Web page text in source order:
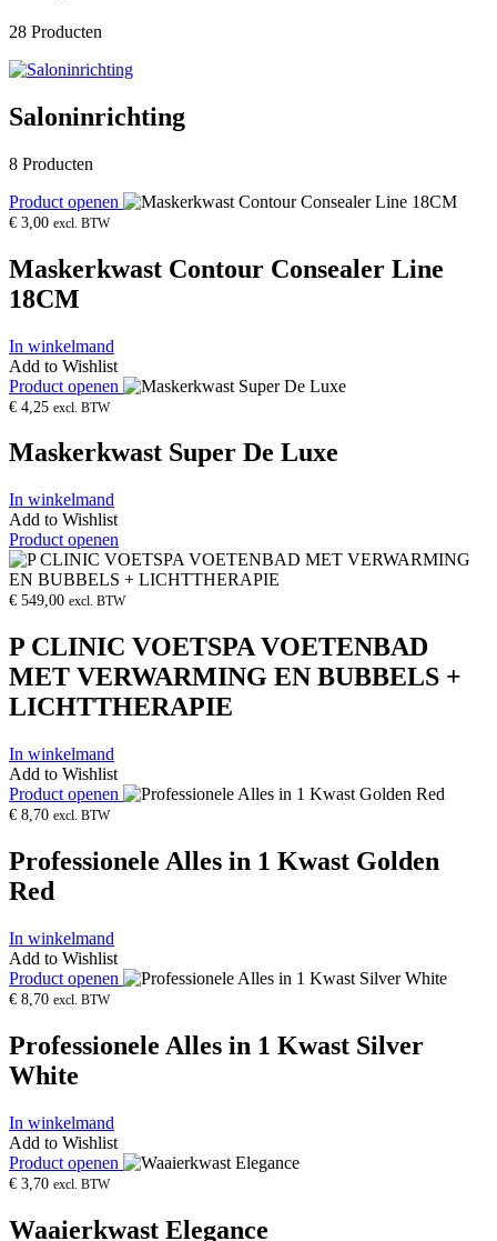
28 Producten
Saloninrichting
8 Producten
Product openen
€ 3,00 excl. BTW
Maskerkwast Contour Consealer Line
18CM
In winkelmand
Add to Wishlist
Product openen
€ 4,25 excl. BTW
Maskerkwast Super De Luxe
In winkelmand
Add to Wishlist
Product openen
€ 549,00 excl. BTW
P CLINIC VOETSPA VOETENBAD
MET VERWARMING EN BUBBELS +
LICHTTHERAPIE
In winkelmand
Add to Wishlist
Product openen
€ 8,70 excl. BTW
Professionele Alles in 1 Kwast Golden
Red
In winkelmand
Add to Wishlist
Product openen
€ 8,70 excl. BTW
Professionele Alles in 1 Kwast Silver
White
In winkelmand
Add to Wishlist
Product openen
€ 3,70 excl. BTW
Waaierkwast Elegance